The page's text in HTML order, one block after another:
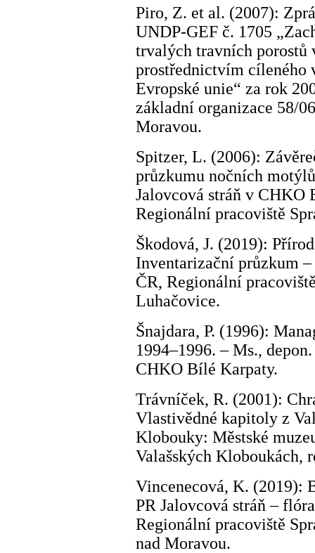
Piro, Z. et al. (2007):
UNDP-GEF č. 1705
trvalých travních porostů
prostřednictvím
Evropské unie“ za rok
základní organizace 58/
Moravou.
Spitzer, L. (2006):
průzkumu nočních
Jalovcová stráň v CHKO
Regionální pracoviště
Škodová, J. (2019):
Inventarizační průzkum
ČR, Regionální
Luhačovice.
Šnajdara, P. (1996):
1994–1996. – Ms.,
CHKO Bílé Karpaty.
Trávníček, R. (2001):
Vlastivědné kapitoly z
Klobouky: Městské
Valašských Kloboukách,
Vincenecová, K. (2019):
PR Jalovcová stráň –
Regionální pracoviště
nad Moravou.